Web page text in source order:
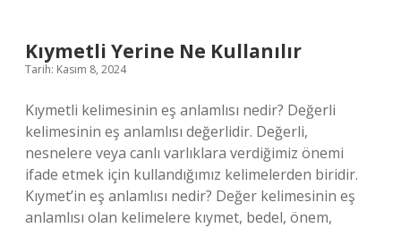
Kıymetli Yerine Ne Kullanılır
Tarih: Kasım 8, 2024
Kıymetli kelimesinin eş anlamlısı nedir? Değerli
kelimesinin eş anlamlısı değerlidir. Değerli,
nesnelere veya canlı varlıklara verdiğimiz önemi
ifade etmek için kullandığımız kelimelerden biridir.
Kıymet’in eş anlamlısı nedir? Değer kelimesinin eş
anlamlısı olan kelimelere kıymet, bedel, önem,